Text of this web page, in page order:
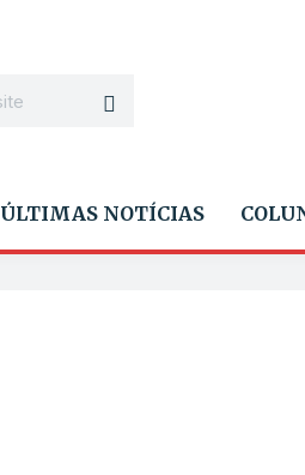
ÚLTIMAS NOTÍCIAS